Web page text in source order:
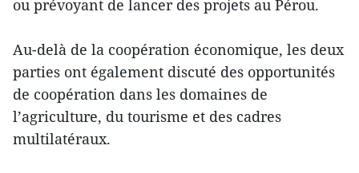
ou prévoyant de lancer des projets au Pérou.
Au-delà de la coopération économique, les deux
parties ont également discuté des opportunités
de coopération dans les domaines de
l’agriculture, du tourisme et des cadres
multilatéraux.